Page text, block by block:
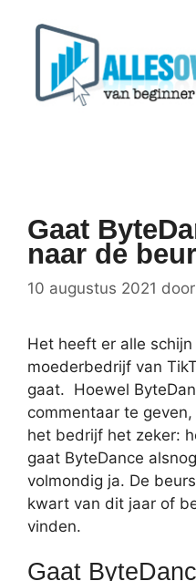
Gaat
naar de
10 augustus 2021 door
Het heeft er alle
moederbedrijf van
gaat. Hoewel
commentaar te
het bedrijf het zeker:
gaat ByteDance
volmondig ja. De
kwart van dit jaar of
vinden.
Gaat